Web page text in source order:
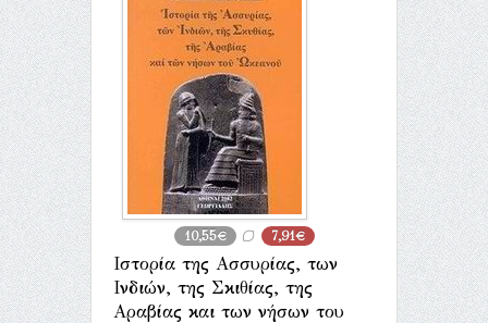
10,55€ 7,91€
Ιστορία της Ασσυρίας, των
Ινδιών, της Σκιθίας, της
Αραβίας και των νήσων του